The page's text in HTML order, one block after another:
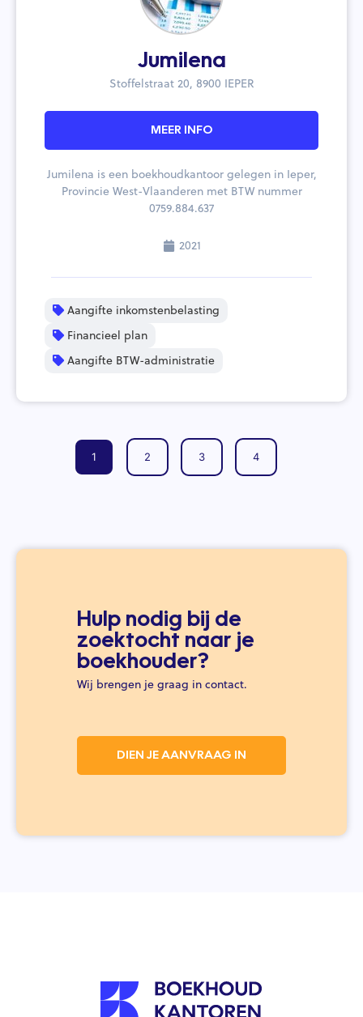
Jumilena
Stoffelstraat 20, 8900 IEPER
MEER INFO
Jumilena is een boekhoudkantoor gelegen in Ieper,
Provincie West-Vlaanderen met BTW nummer
0759.884.637
2021
Aangifte inkomstenbelasting
Financieel plan
Aangifte BTW-administratie
1 2 3 4
Hulp nodig bij de
zoektocht naar je
boekhouder?
Wij brengen je graag in contact.
DIEN JE AANVRAAG IN